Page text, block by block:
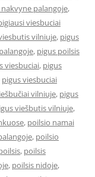
nakvyne palangoje,
viesbuciai
vilniuje, pigus
, pigus poilsis
viesbuciai, pigus
pigus viesbuciai
vilniuje, pigus
viešbutis vilniuje,
, poilsio namai
, poilsio
, poilsis
, poilsis nidoje,